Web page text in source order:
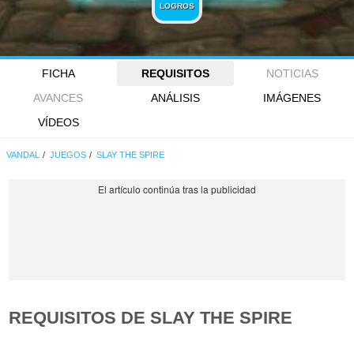
LOGROS
FICHA REQUISITOS
NOTICIAS
AVANCES
ANÁLISIS
IMÁGENES
VÍDEOS
VANDAL JUEGOS SLAY THE SPIRE
REQUISITOS DE SLAY THE SPIRE